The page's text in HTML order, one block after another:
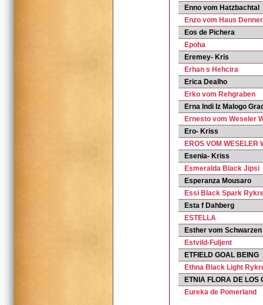
Enno vom Hatzbachtal
Enzo vom Haus Denner
Eos de Pichera
Epoha
Eremey- Kris
Erhan s Hehcira
Erica Dealho
Erko vom Rehgraben
Erna Indi Iz Malogo
Ernesto vom Weseler
Ero- Kriss
EROS VOM WESELER
Esenia- Kriss
Esmeralda Black Jipsi
Esperanza Mousaro
Essi Black Spark
Esta f Dahberg
ESTELLA
Esther vom
Estvild-Fuljent
ETFIELD GOAL BEING
Ethna Black Light
ETNIA FLORA DE LOS
Eureka de Pomerland